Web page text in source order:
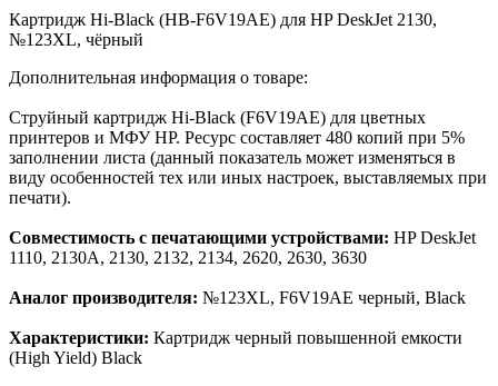
Картридж Hi-Black (HB-F6V19AE) для HP DeskJet 2130,
№123XL, чёрный
Дополнительная информация о товаре:
Струйный картридж Hi-Black (F6V19AE) для цветных
принтеров и МФУ HP. Ресурс составляет 480 копий при 5%
заполнении листа (данный показатель может изменяться в
виду особенностей тех или иных настроек, выставляемых при
печати).
Совместимость с печатающими устройствами: HP DeskJet
1110, 2130A, 2130, 2132, 2134, 2620, 2630, 3630
Аналог производителя: №123XL, F6V19AE черный, Black
Характеристики: Картридж черный повышенной емкости
(High Yield) Black